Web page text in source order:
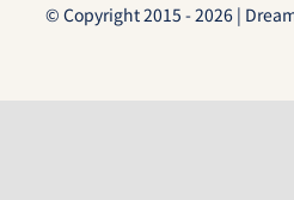
© Copyright 2015 - 2026 |